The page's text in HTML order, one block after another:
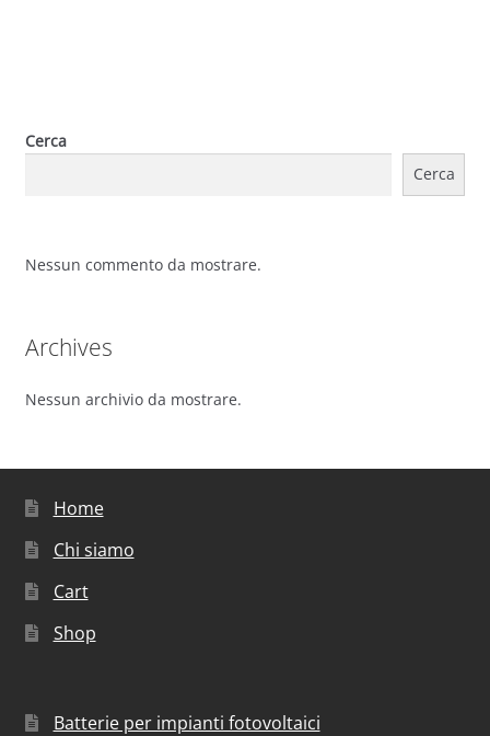
Cerca
Cerca
Nessun commento da mostrare.
Archives
Nessun archivio da mostrare.
Home
Chi siamo
Cart
Shop
Batterie per impianti fotovoltaici